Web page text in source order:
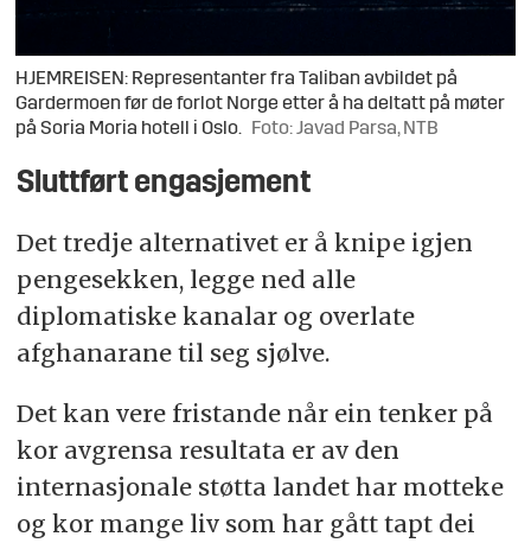
HJEMREISEN: Representanter fra Taliban avbildet på
Gardermoen før de forlot Norge etter å ha deltatt på møter
på Soria Moria hotell i Oslo. Foto: Javad Parsa, NTB
Sluttført engasjement
Det tredje alternativet er å knipe igjen
pengesekken, legge ned alle
diplomatiske kanalar og overlate
afghanarane til seg sjølve.
Det kan vere fristande når ein tenker på
kor avgrensa resultata er av den
internasjonale støtta landet har motteke
og kor mange liv som har gått tapt dei